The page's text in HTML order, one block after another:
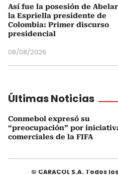
Así fue la posesión de
la Espriella presidente de
Colombia: Primer discurso
presidencial
08/08/2026
Últimas Noticias
Conmebol expresó su
“preocupación” por
comerciales de la FIFA
© CARACOL S.A. Todos